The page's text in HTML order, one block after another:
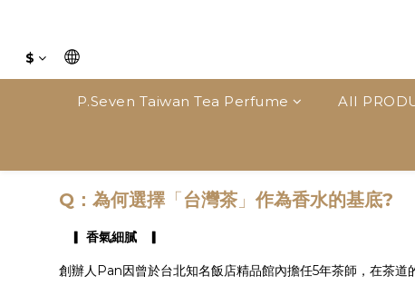
$
P.Seven Taiwan Tea Perfume AII
Q：為何選擇 「台灣茶 」 作為香水的基底?
▎ 香氣細膩 ▎
創辦人Pan因曾於台北知名飯店精品館內擔任5年茶師，在茶